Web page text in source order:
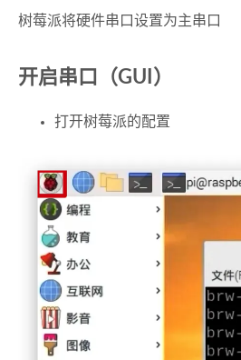
树莓派将硬件串口设置为主串口
开启串口（GUI）
打开树莓派的配置